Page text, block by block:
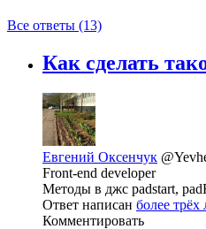
Все ответы (13)
Как сделать
Евгений Оксенчук
Front-end developer
Методы в джс padstart,
Ответ написан более трёх
Комментировать